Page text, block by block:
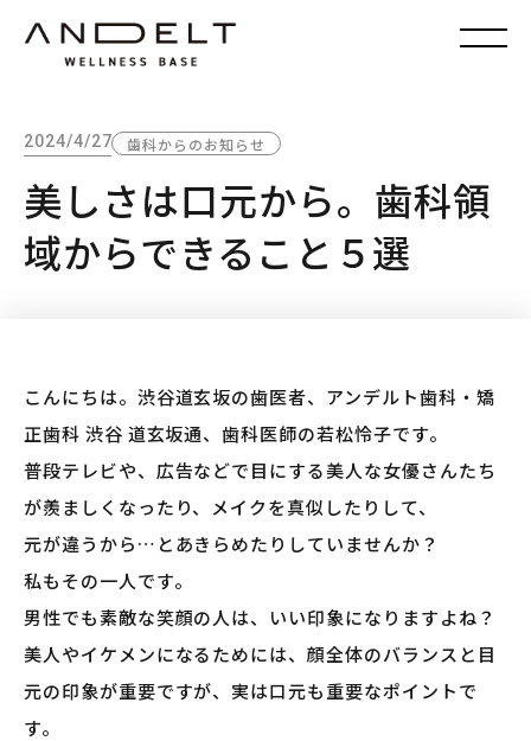
2024/4/27 歯科からのお知らせ
美しさは口元から。歯科領
域からできること５選
こんにちは。渋谷道玄坂の歯医者、アンデルト歯科・矯
正歯科 渋谷 道玄坂通、歯科医師の若松怜子です。
普段テレビや、広告などで目にする美人な女優さんたち
が羨ましくなったり、メイクを真似したりして、
元が違うから…とあきらめたりしていませんか？
私もその一人です。
男性でも素敵な笑顔の人は、いい印象になりますよね？
美人やイケメンになるためには、顔全体のバランスと目
元の印象が重要ですが、実は口元も重要なポイントで
す。